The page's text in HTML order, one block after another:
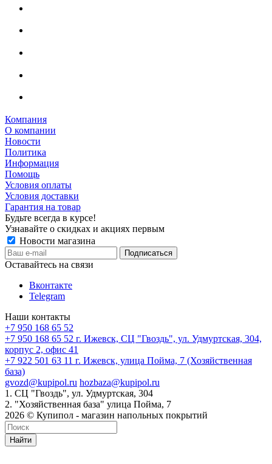
Компания
О компании
Новости
Политика
Информация
Помощь
Условия оплаты
Условия доставки
Гарантия на товар
Будьте всегда в курсе!
Узнавайте о скидках и акциях первым
Новости магазина
Оставайтесь на связи
Вконтакте
Telegram
Наши контакты
+7 950 168 65 52
+7 950 168 65 52 г. Ижевск, СЦ "Гвоздь", ул. Удмуртская, 304,
корпус 2, офис 41
+7 922 501 63 11 г. Ижевск, улица Пойма, 7 (Хозяйственная
база)
gvozd@kupipol.ru hozbaza@kupipol.ru
1. СЦ "Гвоздь", ул. Удмуртская, 304
2. "Хозяйственная база" улица Пойма, 7
2026 © Купипол - магазин напольных покрытий
Найти